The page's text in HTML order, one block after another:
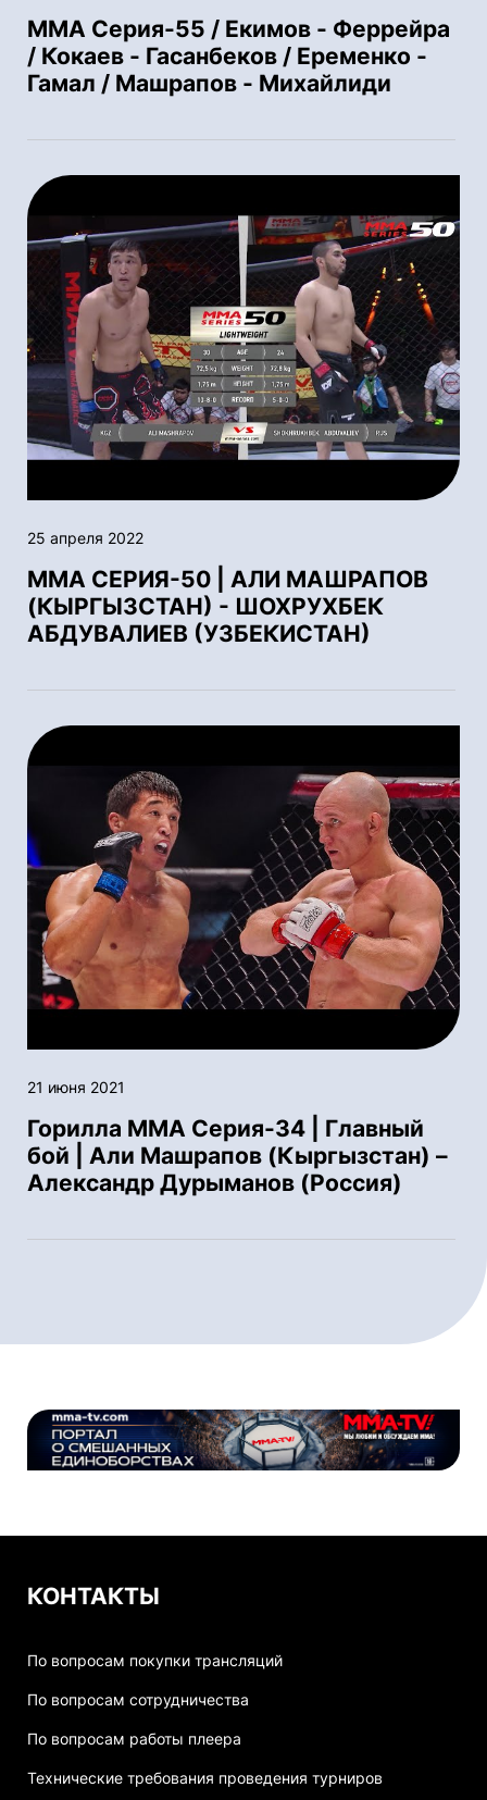
ММА Серия-55 / Екимов - Феррейра
/ Кокаев - Гасанбеков / Еременко -
Гамал / Машрапов - Михайлиди
25 апреля 2022
ММА СЕРИЯ-50 | АЛИ МАШРАПОВ
(КЫРГЫЗСТАН) - ШОХРУХБЕК
АБДУВАЛИЕВ (УЗБЕКИСТАН)
21 июня 2021
Горилла ММА Серия-34 | Главный
бой | Али Машрапов (Кыргызстан) –
Александр Дурыманов (Россия)
КОНТАКТЫ
По вопросам покупки трансляций
По вопросам сотрудничества
По вопросам работы плеера
Технические требования проведения турниров